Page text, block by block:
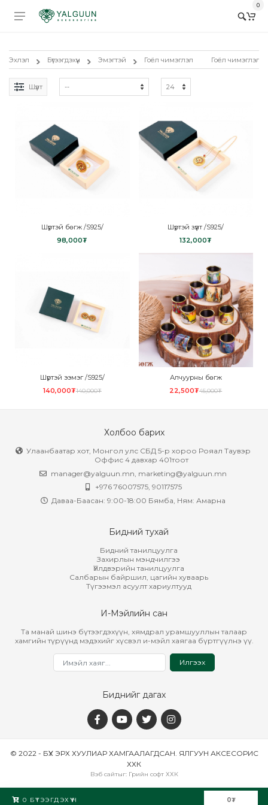
0
Эхлэл Бүтээгдэхүүн Эмэгтэй Гоёл чимэглэл Гоёл чимэглэл
Шүүлт
Шүртэй бөгж /S925/
98,000₮
Шүртэй зүүлт /S925/
132,000₮
Шүртэй ээмэг /S925/
140,000₮140,000₮
Алчуурны бөгж
22,500₮45,000₮
Холбоо барих
Улаанбаатар хот, Монгол улс СБД 5-р хороо Рояал Таувэр
Оффис 4 давхар 401тоот
manager@yalguun.mn marketing@yalguun.mn
+976 76007575, 90117575
Даваа-Баасан: 9:00-18:00 Бямба, Ням: Амарна
Бидний тухай
Бидний танилцуулга
Захирлын мэндчилгээ
Үйлдвэрийн танилцуулга
Салбарын байршил, цагийн хуваарь
Түгээмэл асуулт хариултууд
И-Мэйлийн сан
Та манай шинэ бүтээгдэхүүн, хямдрал урамшууллын талаар
хамгийн түрүүнд мэдэхийг хүсвэл и-мэйл хаягаа бүртгүүлнэ үү.
Илгээх
Биднийг дагах
© 2022 - БҮХ ЭРХ ХУУЛИАР ХАМГААЛАГДСАН. ЯЛГУУН АКСЕСОРИС
ХХК
Вэб сайтыг: Грийн софт ХХК
0 БҮТЭЭГДЭХҮҮН 0₮